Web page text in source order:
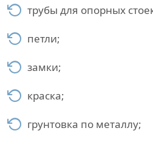
трубы для опорных
петли;
замки;
краска;
грунтовка по металлу;